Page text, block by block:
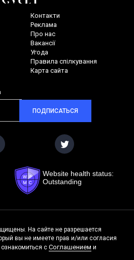
Контакти
Реклама
Про нас
Вакансії
Угода
Правила спілкування
Карта сайта
ПОДПИСАТЬСЯ
Website health status:
Outstanding
На сайте не разрешается
вы не имеете прав и/или согласия
с Соглашением и